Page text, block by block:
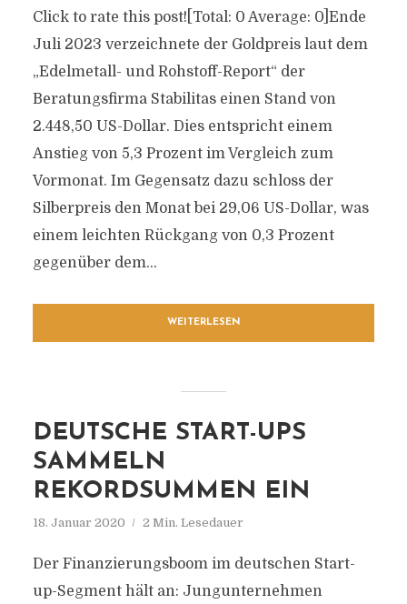
Click to rate this post![Total: 0 Average: 0]Ende
Juli 2023 verzeichnete der Goldpreis laut dem
„Edelmetall- und Rohstoff-Report“ der
Beratungsfirma Stabilitas einen Stand von
2.448,50 US-Dollar. Dies entspricht einem
Anstieg von 5,3 Prozent im Vergleich zum
Vormonat. Im Gegensatz dazu schloss der
Silberpreis den Monat bei 29,06 US-Dollar, was
einem leichten Rückgang von 0,3 Prozent
gegenüber dem...
WEITERLESEN
DEUTSCHE START-UPS
SAMMELN
REKORDSUMMEN EIN
18. Januar 2020 2 Min. Lesedauer
Der Finanzierungsboom im deutschen Start-
up-Segment hält an: Jungunternehmen